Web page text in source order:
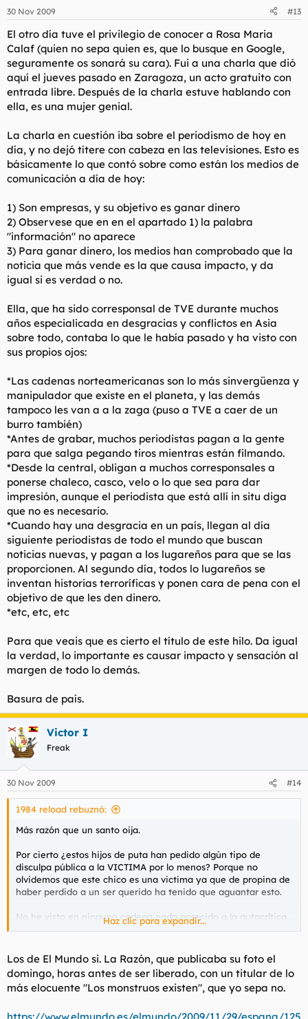
30 Nov 2009 #13
El otro día tuve el privilegio de conocer a Rosa Maria
Calaf (quien no sepa quien es, que lo busque en Google,
seguramente os sonará su cara). Fui a una charla que dió
aquí el jueves pasado en Zaragoza, un acto gratuito con
entrada libre. Después de la charla estuve hablando con
ella, es una mujer genial.
La charla en cuestión iba sobre el periodismo de hoy en
día, y no dejó títere con cabeza en las televisiones. Esto es
básicamente lo que contó sobre como están los medios de
comunicación a día de hoy:
1) Son empresas, y su objetivo es ganar dinero
2) Observese que en en el apartado 1) la palabra
"información" no aparece
3) Para ganar dinero, los medios han comprobado que la
noticia que más vende es la que causa impacto, y da
igual si es verdad o no.
Ella, que ha sido corresponsal de TVE durante muchos
años especialicada en desgracias y conflictos en Asia
sobre todo, contaba lo que le había pasado y ha visto con
sus propios ojos:
*Las cadenas norteamericanas son lo más sinvergüenza y
manipulador que existe en el planeta, y las demás
tampoco les van a a la zaga (puso a TVE a caer de un
burro también)
*Antes de grabar, muchos periodistas pagan a la gente
para que salga pegando tiros mientras están filmando.
*Desde la central, obligan a muchos corresponsales a
ponerse chaleco, casco, velo o lo que sea para dar
impresión, aunque el periodista que está allí in situ diga
que no es necesario.
*Cuando hay una desgracia en un país, llegan al día
siguiente periodistas de todo el mundo que buscan
noticias nuevas, y pagan a los lugareños para que se las
proporcionen. Al segundo día, todos lo lugareños se
inventan historias terroríficas y ponen cara de pena con el
objetivo de que les den dinero.
*etc, etc, etc
Para que veais que es cierto el título de este hilo. Da igual
la verdad, lo importante es causar impacto y sensación al
margen de todo lo demás.
Basura de país.
Victor I
Freak
30 Nov 2009 #14
1984 reload rebuznó:
Más razón que un santo oija.
Por cierto ¿estos hijos de puta han pedido algún tipo de
disculpa pública a la VICTIMA por lo menos? Porque no
olvidemos que este chico es una victima ya que de propina de
haber perdido a un ser querido ha tenido que aguantar esto.
No he visto en ninguna cadena nada parecido a la autocrítica,
solo los paupers de TV3 que son los más demagogos y
siempre con ese tono del que esta por encima de los demás y
hablando como si estas cosas no fueran con ellos.
Haz clic para expandir...
Los de El Mundo si. La Razón, que publicaba su foto el
domingo, horas antes de ser liberado, con un titular de lo
más elocuente "Los monstruos existen", que yo sepa no.
https://www.elmundo.es/elmundo/2009/11/29/espana/125